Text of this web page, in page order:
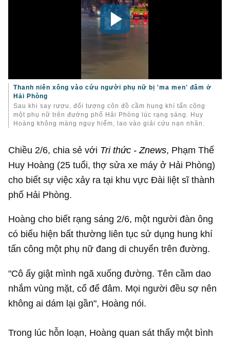
Thanh niên xông vào cứu người phụ nữ bị 'ma men' đâm ở
Hải Phòng
Sau khi say rượu, đối tượng côn đồ cầm hung khí tấn công
một phụ nữ trên đường phố Hải Phòng lúc rạng sáng. Huy
Hoàng không màng nguy hiểm, lao vào giải cứu nạn nhân.
Chiều 2/6, chia sẻ với Tri thức - Znews, Phạm Thế
Huy Hoàng (25 tuổi, thợ sửa xe máy ở Hải Phòng)
cho biết sự việc xảy ra tại khu vực Đài liệt sĩ thành
phố Hải Phòng.
Hoàng cho biết rạng sáng 2/6, một người đàn ông
có biểu hiện bất thường liên tục sử dụng hung khí
tấn công một phụ nữ đang di chuyển trên đường.
"Cô ấy giật mình ngã xuống đường. Tên cầm dao
nhắm vùng mặt, cổ để đâm. Mọi người đều sợ nên
không ai dám lại gần", Hoàng nói.
Trong lúc hỗn loạn, Hoàng quan sát thấy một bình